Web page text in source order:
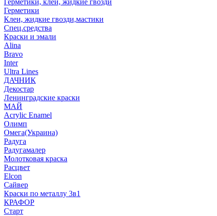
Герметики, клеи, жидкие гвозди
Герметики
Клеи, жидкие гвозди,мастики
Спец.средства
Краски и эмали
Alina
Bravo
Inter
Ultra Lines
ДАЧНИК
Декостар
Ленинградские краски
МАЙ
Acrylic Enamel
Олимп
Омега(Украина)
Радуга
Радугамалер
Молотковая краска
Расцвет
Elcon
Сайвер
Краски по металлу 3в1
КРАФОР
Старт